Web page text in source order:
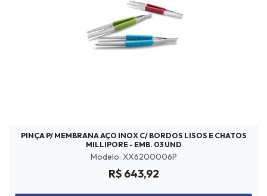
PINÇA P/ MEMBRANA AÇO INOX C/ BORDOS LISOS E CHATOS
MILLIPORE - EMB. 03 UND
Modelo: XX6200006P
R$ 643,92